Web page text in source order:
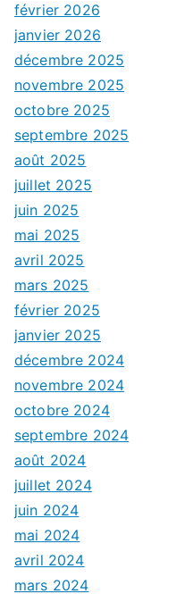
février 2026
janvier 2026
décembre 2025
novembre 2025
octobre 2025
septembre 2025
août 2025
juillet 2025
juin 2025
mai 2025
avril 2025
mars 2025
février 2025
janvier 2025
décembre 2024
novembre 2024
octobre 2024
septembre 2024
août 2024
juillet 2024
juin 2024
mai 2024
avril 2024
mars 2024